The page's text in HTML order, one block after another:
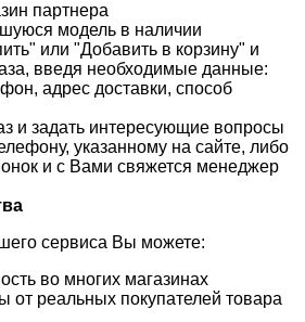
партнера
модель в наличии
или "Добавить в корзину" и
введя необходимые данные:
адрес доставки, способ
и задать интересующие вопросы
указанному на сайте, либо
и с Вами свяжется менеджер
сервиса Вы можете:
во многих магазинах
от реальных покупателей товара